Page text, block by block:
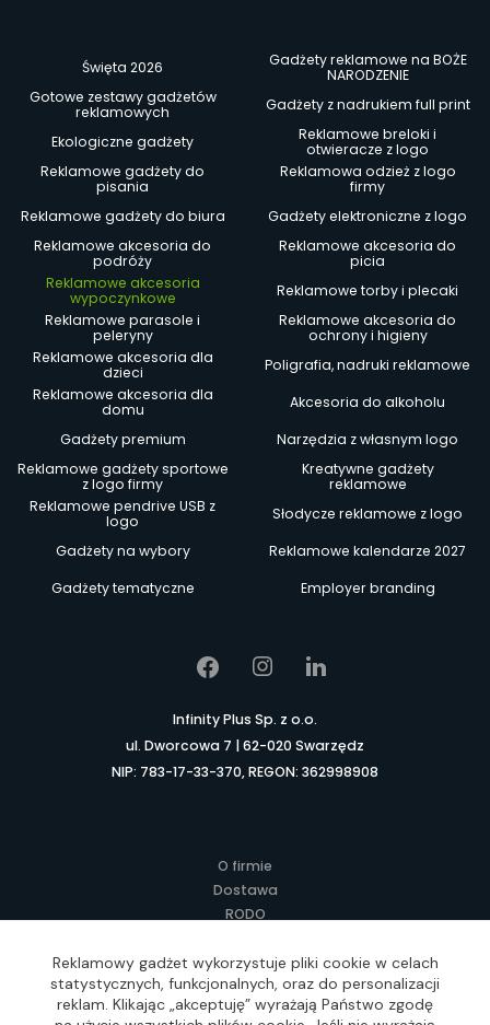
Święta 2026
Gadżety reklamowe na BOŻE
NARODZENIE
Gotowe zestawy gadżetów
reklamowych
Gadżety z nadrukiem full print
Ekologiczne gadżety
Reklamowe breloki i
otwieracze z logo
Reklamowe gadżety do
pisania
Reklamowa odzież z logo
firmy
Reklamowe gadżety do biura
Gadżety elektroniczne z logo
Reklamowe akcesoria do
podróży
Reklamowe akcesoria do
picia
Reklamowe akcesoria
wypoczynkowe
Reklamowe torby i plecaki
Reklamowe parasole i
peleryny
Reklamowe akcesoria do
ochrony i higieny
Reklamowe akcesoria dla
dzieci
Poligrafia, nadruki reklamowe
Reklamowe akcesoria dla
domu
Akcesoria do alkoholu
Gadżety premium
Narzędzia z własnym logo
Reklamowe gadżety sportowe
z logo firmy
Kreatywne gadżety
reklamowe
Reklamowe pendrive USB z
logo
Słodycze reklamowe z logo
Gadżety na wybory
Reklamowe kalendarze 2027
Gadżety tematyczne
Employer branding
Infinity Plus Sp. z o.o.
ul. Dworcowa 7 | 62-020 Swarzędz
NIP: 783-17-33-370, REGON: 362998908
O firmie
Dostawa
RODO
Regulamin
Lokalne Gadżety Reklamowe
Jak zamawiać?
Reklamowy gadżet wykorzystuje pliki cookie w celach
statystycznych, funkcjonalnych, oraz do personalizacji
reklam. Klikając „akceptuję” wyrażają Państwo zgodę